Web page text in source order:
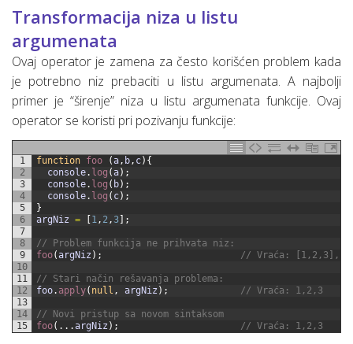
Transformacija niza u listu
argumenata
Ovaj operator je zamena za često korišćen problem kada
je potrebno niz prebaciti u listu argumenata. A najbolji
primer je “širenje” niza u listu argumenata funkcije. Ovaj
operator se koristi pri pozivanju funkcije:
1
2
3
4
5
6
7
8
9
10
11
12
13
14
15
function foo (a , b , c) {
console. log (a) ;
console. log ( b) ;
console. log ( c) ;
}
argNiz = [1 , 2 ,3] ;
// Problem funkcija ne prihvata niz:
foo(argNiz ) ; // Vraća: [1,2,3],
// Stari način rešavanja problema:
foo. apply( null , argNiz ) ; // Vraća: 1,2,3
// Novi pristup sa novom sintaksom
foo( . . .argNiz ) ; // Vraća: 1,2,3